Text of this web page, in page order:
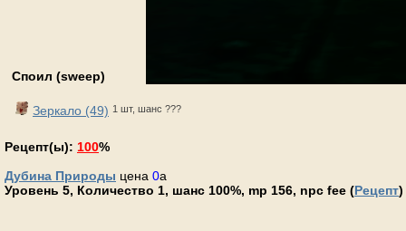
Споил (sweep)
Зеркало (49) 1 шт, шанс ???
Рецепт(ы): 100%
Дубина Природы цена 0a
Уровень 5, Количество 1, шанс 100%, mp 156, npc fee (Рецепт)